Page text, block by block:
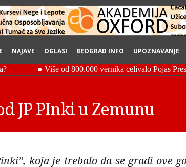
NAJAVE OGLASI BEOGRAD INFO UPOZNAVANJE
JP PInki u Zemunu
koja je trebalo da se gradi ove